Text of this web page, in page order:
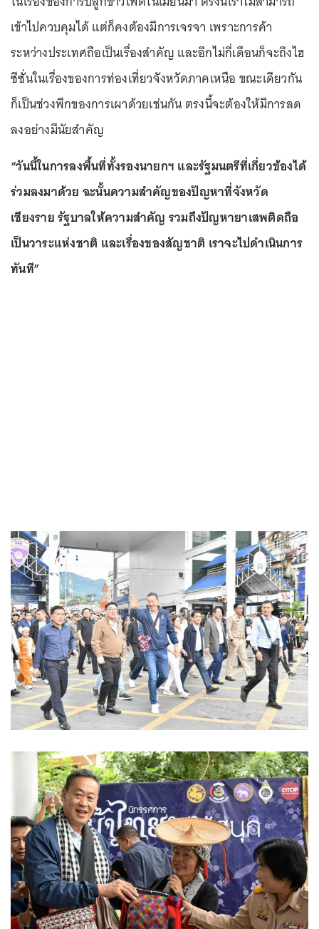
เข้าไปควบคุมได้ แต่ก็คงต้องมีการเจรจา เพราะการค้า
ระหว่างประเทศถือเป็นเรื่องสำคัญ และอีกไม่กี่เดือนก็จะถึงไฮ
ซีซั่นในเรื่องของการท่องเที่ยวจังหวัดภาคเหนือ ขณะเดียวกัน
ก็เป็นช่วงพีกของการเผาด้วยเช่นกัน ตรงนี้จะต้องให้มีการลด
ลงอย่างมีนัยสำคัญ
“วันนี้ในการลงพื้นที่ทั้งรองนายกฯ และรัฐมนตรีที่เกี่ยวข้องได้
ร่วมลงมาด้วย ฉะนั้นความสำคัญของปัญหาที่จังหวัด
เชียงราย รัฐบาลให้ความสำคัญ รวมถึงปัญหายาเสพติดถือ
เป็นวาระแห่งชาติ และเรื่องของสัญชาติ เราจะไปดำเนินการ
ทันที”